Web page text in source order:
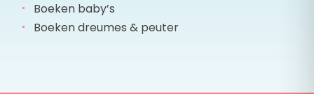
Boeken baby’s
Boeken dreumes & peuter